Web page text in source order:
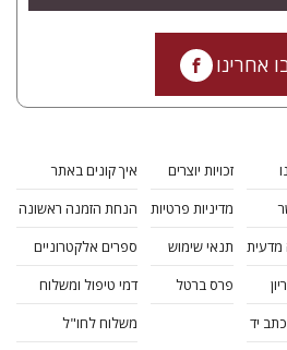
אחרינו
מדעית
יד
זכויות יוצרים
מדיניות פרטיות
תנאי שימוש
פרס ברטל
איך קונים באתר
הנחת הזמנה ראשונה
ספרים אלקטרוניים
דמי טיפול ומשלוח
משלוח לחו"ל